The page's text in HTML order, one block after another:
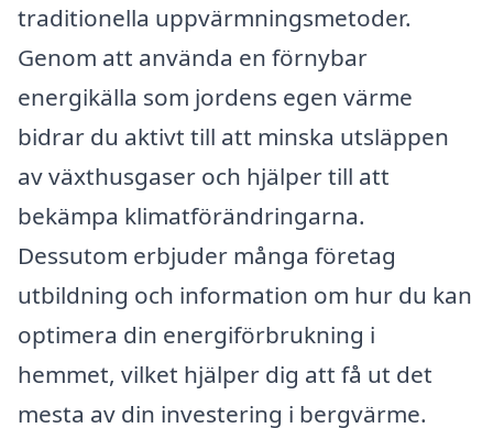
traditionella uppvärmningsmetoder.
Genom att använda en förnybar
energikälla som jordens egen värme
bidrar du aktivt till att minska utsläppen
av växthusgaser och hjälper till att
bekämpa klimatförändringarna.
Dessutom erbjuder många företag
utbildning och information om hur du kan
optimera din energiförbrukning i
hemmet, vilket hjälper dig att få ut det
mesta av din investering i bergvärme.